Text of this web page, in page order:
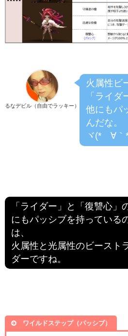
るなデビル（自由でラッキー）
火属性ビ
「ライダ
他にもパ
んだな。
ヾ(*´∀｀
「ライダー」と「復讐心」
にもパッシブを持っている
は、
火属性と光属性のビースト
ダーですね。
ワイルドステップ（パッシブ）